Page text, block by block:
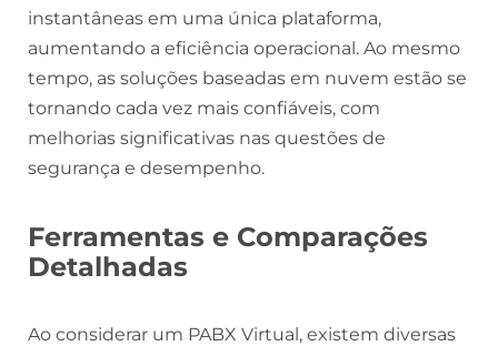
instantâneas em uma única plataforma,
aumentando a eficiência operacional. Ao mesmo
tempo, as soluções baseadas em nuvem estão se
tornando cada vez mais confiáveis, com
melhorias significativas nas questões de
segurança e desempenho.
Ferramentas e Comparações
Detalhadas
Ao considerar um PABX Virtual, existem diversas